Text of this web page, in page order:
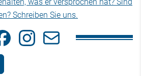
was er versprochen hat? Sind
Schreiben Sie uns.